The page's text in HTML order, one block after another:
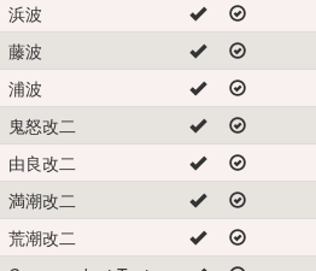
浜波
藤波
浦波
鬼怒改二
由良改二
満潮改二
荒潮改二